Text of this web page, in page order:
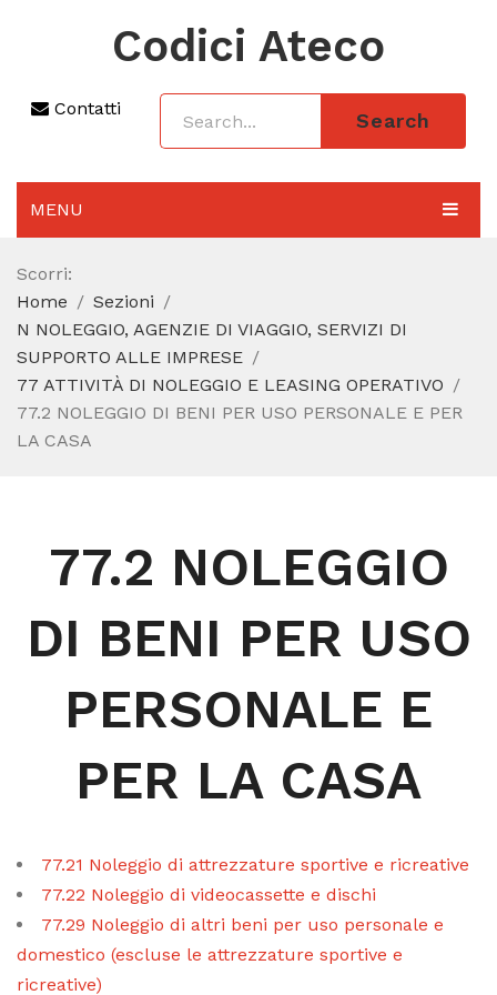
Codici Ateco
Contatti
Search
MENU
AGGIORNAMENTO 2025
SEZIONI
CODICE ATECO A COSA SERVE
CODICE FISCALE
Scorri:
Home
Sezioni
N NOLEGGIO, AGENZIE DI VIAGGIO, SERVIZI DI
SUPPORTO ALLE IMPRESE
77 ATTIVITÀ DI NOLEGGIO E LEASING OPERATIVO
77.2 NOLEGGIO DI BENI PER USO PERSONALE E PER
LA CASA
77.2 NOLEGGIO
DI BENI PER USO
PERSONALE E
PER LA CASA
77.21 Noleggio di attrezzature sportive e ricreative
77.22 Noleggio di videocassette e dischi
77.29 Noleggio di altri beni per uso personale e
domestico (escluse le attrezzature sportive e
ricreative)